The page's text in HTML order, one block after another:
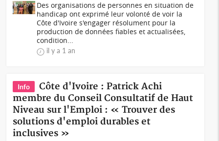
Des organisations de personnes en situation de
handicap ont exprimé leur volonté de voir la
Côte d'Ivoire s'engager résolument pour la
production de données fiables et actualisées,
condition...
il y a 1 an
Info
Côte d'Ivoire : Patrick Achi
membre du Conseil Consultatif de Haut
Niveau sur l'Emploi : « Trouver des
solutions d'emploi durables et
inclusives »